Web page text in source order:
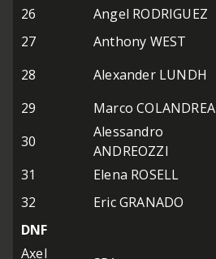
26
Angel RODRIGUEZ
27
Anthony WEST
28
Alexander LUNDH
29
Marco COLANDREA
30
Alessandro
ANDREOZZI
31
Elena ROSELL
32
Eric GRANADO
DNF
Axel